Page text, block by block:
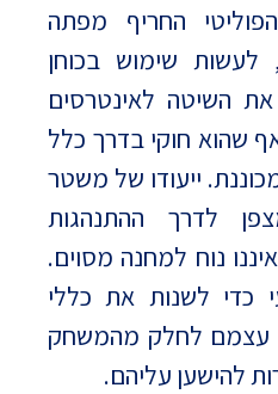
החריף מפתה
לעשות שימוש בכוחן
השיטה לאינטרסים
שהוא חוקי בדרך כלל
ייעודו של משטר
לדרך ההתנהגות
נוח למחנה מסוים.
כדי לשנות את כללי
עצמם לחלק מהמשחק
להישען עליהם.